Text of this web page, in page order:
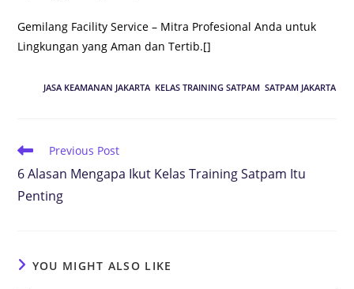
Gemilang Facility Service – Mitra Profesional Anda untuk
Lingkungan yang Aman dan Tertib.[]
JASA KEAMANAN JAKARTA KELAS TRAINING SATPAM SATPAM JAKARTA
Previous Post
6 Alasan Mengapa Ikut Kelas Training Satpam Itu
Penting
YOU MIGHT ALSO LIKE